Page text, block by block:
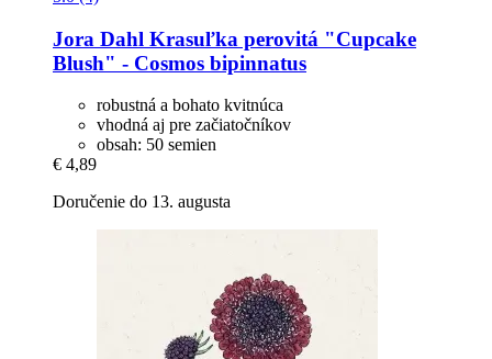
Jora Dahl Krasuľka perovitá "Cupcake
Blush" -​ Cosmos bipinnatus
robustná a bohato kvitnúca
vhodná aj pre začiatočníkov
obsah: 50 semien
€ 4,89
Doručenie do 13. augusta